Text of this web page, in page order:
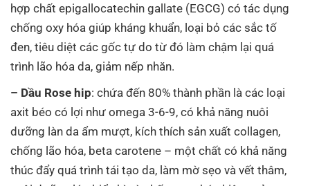
hợp chất epigallocatechin gallate (EGCG) có tác dụng
chống oxy hóa giúp kháng khuẩn, loại bỏ các sắc tố
đen, tiêu diệt các gốc tự do từ đó làm chậm lại quá
trình lão hóa da, giảm nếp nhăn.
– Dầu Rose hip: chứa đến 80% thành phần là các loại
axit béo có lợi như omega 3-6-9, có khả năng nuôi
dưỡng làn da ẩm mượt, kích thích sản xuất collagen,
chống lão hóa, beta carotene – một chất có khả năng
thúc đẩy quá trình tái tạo da, làm mờ sẹo và vết thâm,